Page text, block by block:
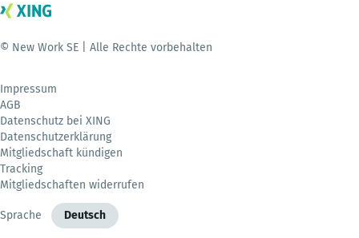
© New Work SE | Alle Rechte vorbehalten
Impressum
AGB
Datenschutz bei XING
Datenschutzerklärung
Mitgliedschaft kündigen
Tracking
Mitgliedschaften widerrufen
Sprache Deutsch